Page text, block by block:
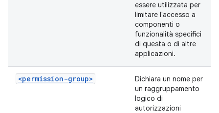
essere utilizzata per
limitare l'accesso a
componenti o
funzionalità specifici
di questa o di altre
applicazioni.
<permission-group>
Dichiara un nome per
un raggruppamento
logico di
autorizzazioni